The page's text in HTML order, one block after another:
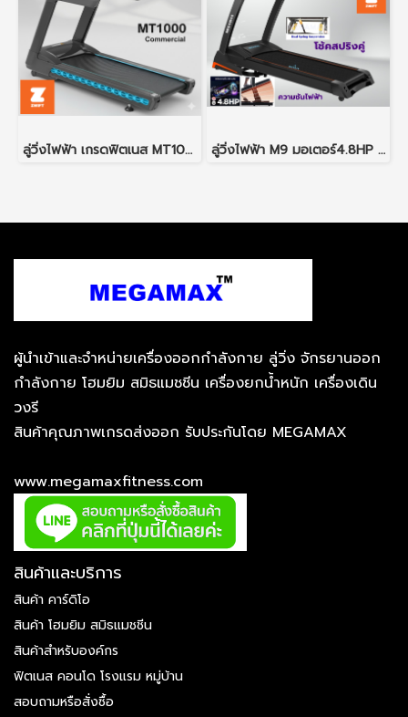
ลู่วิ่งไฟฟ้า เกรดฟิตเนส MT1000 สายพานกว้าง 58 ซม. ลู่วิ่งไฟฟ้า M9 มอเตอร์4.8HP พื้นที่วิ่งกว้าง 48 ซม ปรับความชันไฟฟ้า ระบบกันกระแทกด้วยโช้คสปริง
ผู้นำเข้าและจำหน่ายเครื่องออกกำลังกาย ลู่วิ่ง จักรยานออก
กำลังกาย โฮมยิม สมิธแมชชีน เครื่องยกน้ำหนัก เครื่องเดิน
วงรี
สินค้าคุณภาพเกรดส่งออก รับประกันโดย MEGAMAX
www.megamaxfitness.com
สินค้าและบริการ
สินค้า คาร์ดิโอ
สินค้า โฮมยิม สมิธแมชชีน
สินค้าสำหรับองค์กร
ฟิตเนส คอนโด โรงแรม หมู่บ้าน
สอบถามหรือสั่งซื้อ